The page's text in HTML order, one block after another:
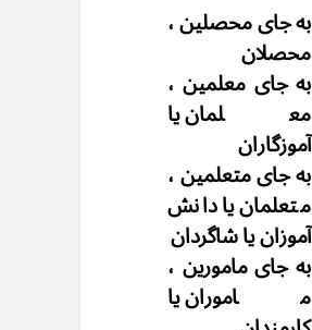
به جای محصلین ،
محصلان
به جای معلمین ،
معلمان یا
آموزگاران
به جای متعلمین ،
متعلمان یا دانش
آموزان یا شاگردان
به جای مامورین ،
ماموران یا